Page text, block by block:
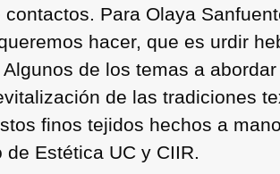
Para Olaya
hacer, que es urdir
de los temas a
de las tradiciones
finos tejidos hechos a
Estética UC y CIIR.